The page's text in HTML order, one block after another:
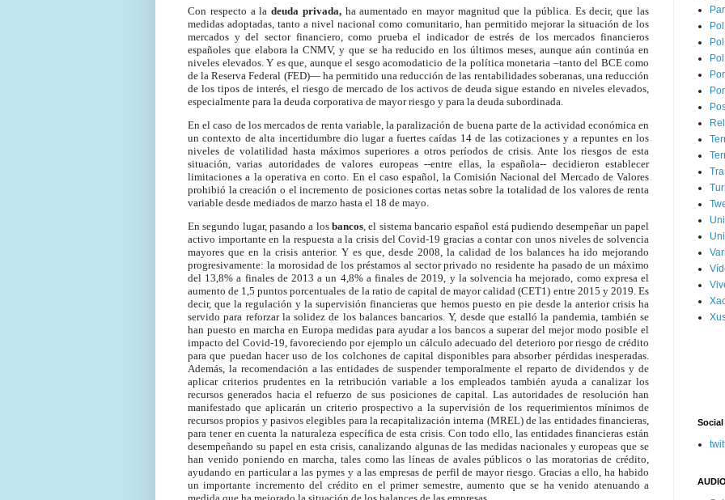
Con respecto a la deuda privada,ha aumentado en mayor magnitud que la pública. Es decir, que las
medidas adoptadas, tanto a nivel nacional como comunitario, han permitido mejorar la situación de los
mercados y del sector financiero, como prueba el indicador de estrés de los mercados financieros
españoles que elabora la CNMV, y que se ha reducido en los últimos meses, aunque aún continúa en
niveles elevados. Y es que, aunque el sesgo acomodaticio de la política monetaria –tanto del BCE como
de la Reserva Federal (FED)— ha permitido una reducción de las rentabilidades soberanas, una reducción
de los tipos de interés, el riesgo de mercado de los activos de deuda sigue estando en niveles elevados,
especialmente para la deuda corporativa de mayor riesgo y para la deuda subordinada.
En el caso de los mercados de renta variable, la paralización de buena parte de la actividad económica en
un contexto de alta incertidumbre dio lugar a fuertes caídas 14 de las cotizaciones y a repuntes en los
niveles de volatilidad hasta máximos superiores a otros períodos de crisis. Ante los riesgos de esta
situación, varias autoridades de valores europeas --entre ellas, la española-- decidieron establecer
limitaciones a la operativa en corto. En el caso español, la Comisión Nacional del Mercado de Valores
prohibió la creación o el incremento de posiciones cortas netas sobre la totalidad de los valores de renta
variable desde mediados de marzo hasta el 18 de mayo.
En segundo lugar, pasando a los bancos, el sistema bancario español está pudiendo desempeñar un papel
activo importante en la respuesta a la crisis del Covid-19 gracias a contar con unos niveles de solvencia
mayores que en la crisis anterior. Y es que, desde 2008, la calidad de los balances ha ido mejorando
progresivamente: la morosidad de los préstamos al sector privado no residente ha pasado de un máximo
del 13,8% a finales de 2013 a un 4,8% a finales de 2019, y la solvencia ha mejorado, como expresa el
aumento de 1,5 puntos porcentuales de la ratio de capital de mayor calidad (CET1) entre 2015 y 2019. Es
decir, que la regulación y la supervisión financieras que hemos puesto en pie desde la anterior crisis ha
servido para reforzar la solidez de los balances bancarios. Y, desde que estalló la pandemia, también se
han puesto en marcha en Europa medidas para ayudar a los bancos a superar del mejor modo posible el
impacto del Covid-19, favoreciendo por ejemplo un cálculo adecuado del deterioro por riesgo de crédito
para que puedan hacer uso de los colchones de capital disponibles para absorber pérdidas inesperadas.
Además, la recomendación a las entidades de suspender temporalmente el reparto de dividendos y de
aplicar criterios prudentes en la retribución variable a los empleados también ayuda a canalizar los
recursos generados hacia el refuerzo de sus posiciones de capital. Las autoridades de resolución han
manifestado que aplicarán un criterio prospectivo a la supervisión de los requerimientos mínimos de
recursos propios y pasivos elegibles para la recapitalización interna (MREL) de las entidades financieras,
para tener en cuenta la naturaleza específica de esta crisis. Con todo ello, las entidades financieras están
desempeñando su papel en esta crisis, canalizando algunas de las medidas nacionales y europeas que se
han venido poniendo en marcha, tales como las líneas de avales públicos o las moratorias de crédito,
ayudando en particular a las pymes y a las empresas de perfil de mayor riesgo. Gracias a ello, ha habido
un importante incremento del crédito en el primer semestre, aumento que se ha venido atenuando a
Social